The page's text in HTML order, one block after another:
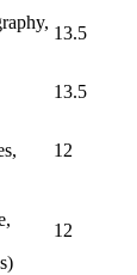
13.5
13.5
12
12